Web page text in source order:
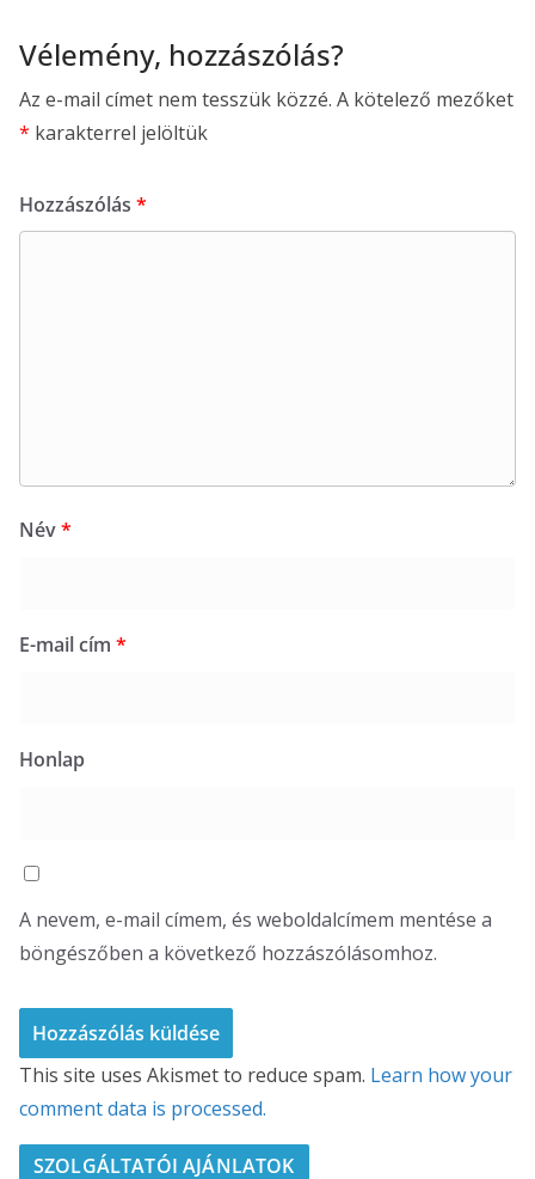
Vélemény, hozzászólás?
Az e-mail címet nem tesszük közzé. A kötelező mezőket
* karakterrel jelöltük
Hozzászólás *
Név*
E-mail cím *
Honlap
A nevem, e-mail címem, és weboldalcímem mentése a
böngészőben a következő hozzászólásomhoz.
This site uses Akismet to reduce spam. Learn how your
comment data is processed.
SZOLGÁLTATÓI AJÁNLATOK